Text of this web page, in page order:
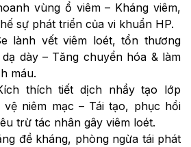
vùng ổ viêm – Kháng viêm,
sự phát triển của vi khuẩn HP.
lành vết viêm loét, tổn thương
dày – Tăng chuyển hóa & làm
máu.
thích tiết dịch nhầy tạo lớp
vệ niêm mạc – Tái tạo, phục hồi
trừ tác nhân gây viêm loét.
đề kháng, phòng ngừa tái phát